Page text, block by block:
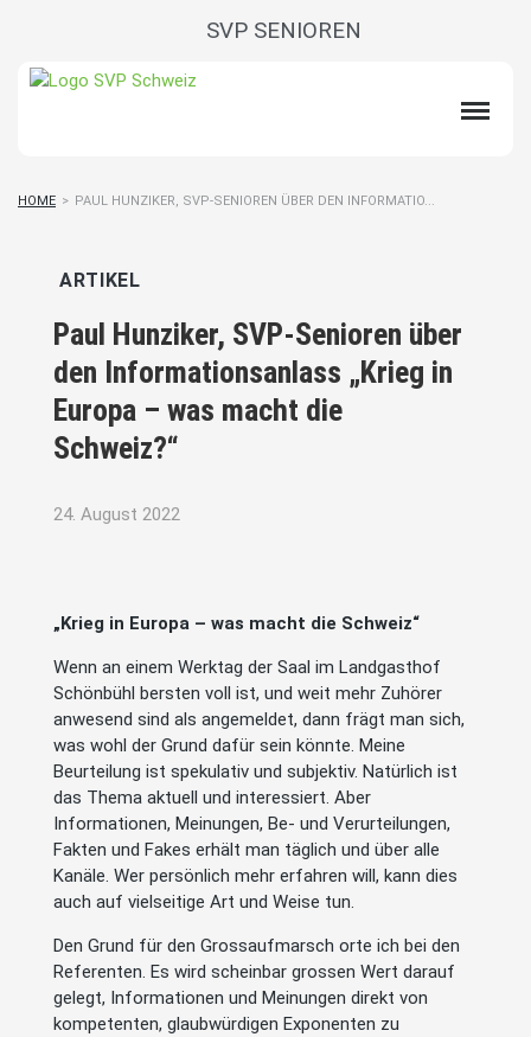
SVP SENIOREN
HOME > PAUL HUNZIKER, SVP-SENIOREN ÜBER DEN INFORMATIO...
ARTIKEL
Paul Hunziker, SVP-Senioren über
den Informationsanlass „Krieg in
Europa – was macht die
Schweiz?“
24. August 2022
„Krieg in Europa – was macht die Schweiz“
Wenn an einem Werktag der Saal im Landgasthof
Schönbühl bersten voll ist, und weit mehr Zuhörer
anwesend sind als angemeldet, dann frägt man sich,
was wohl der Grund dafür sein könnte. Meine
Beurteilung ist spekulativ und subjektiv. Natürlich ist
das Thema aktuell und interessiert. Aber
Informationen, Meinungen, Be- und Verurteilungen,
Fakten und Fakes erhält man täglich und über alle
Kanäle. Wer persönlich mehr erfahren will, kann dies
auch auf vielseitige Art und Weise tun.
Den Grund für den Grossaufmarsch orte ich bei den
Referenten. Es wird scheinbar grossen Wert darauf
gelegt, Informationen und Meinungen direkt von
kompetenten, glaubwürdigen Exponenten zu